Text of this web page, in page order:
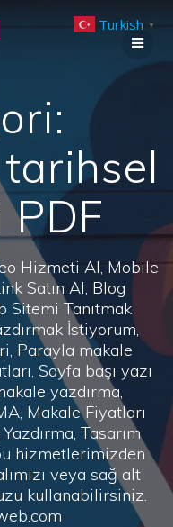
PDF
Hizmeti Al, Mobile
Satın Al, Blog
Sitemi Tanıtmak
İstiyorum,
Parayla makale
Sayfa başı yazı
yazdırma,
Makale Fiyatları
Tasarım
hizmetlerimizden
veya sağ alt
kullanabilirsiniz.
Turkish ▼